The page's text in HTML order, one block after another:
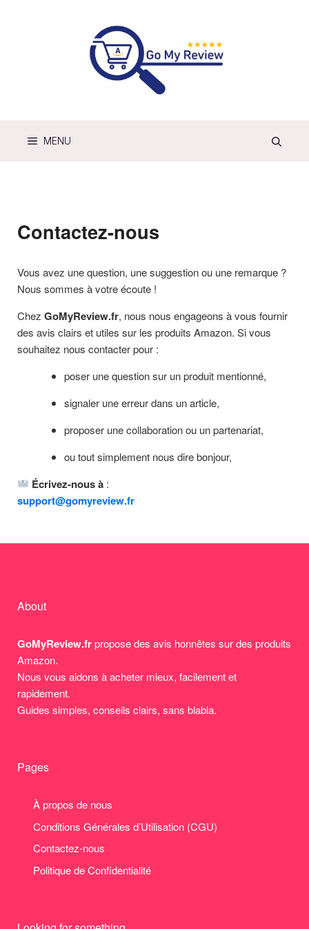
MENU
Contactez-nous
Vous avez une question, une suggestion ou une remarque ?
Nous sommes à votre écoute !
Chez GoMyReview.fr, nous nous engageons à vous fournir
des avis clairs et utiles sur les produits Amazon. Si vous
souhaitez nous contacter pour :
poser une question sur un produit mentionné,
signaler une erreur dans un article,
proposer une collaboration ou un partenariat,
ou tout simplement nous dire bonjour,
Écrivez-nous à :
support@gomyreview.fr
About
GoMyReview.frpropose des avis honnêtes sur des produits
Amazon.
Nous vous aidons à acheter mieux, facilement et
rapidement.
Guides simples, conseils clairs, sans blabla.
Pages
À propos de nous
Conditions Générales d’Utilisation (CGU)
Contactez-nous
Politique de Confidentialité